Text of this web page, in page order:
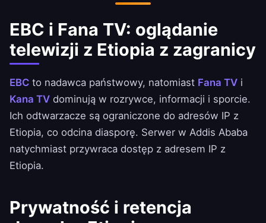
EBC i Fana TV: oglądanie
telewizji z Etiopia z zagranicy
EBC to nadawca państwowy, natomiast Fana TV i
Kana TV dominują w rozrywce, informacji i sporcie.
Ich odtwarzacze są ograniczone do adresów IP z
Etiopia, co odcina diasporę. Serwer w Addis Ababa
natychmiast przywraca dostęp z adresem IP z
Etiopia.
Prywatność i retencja